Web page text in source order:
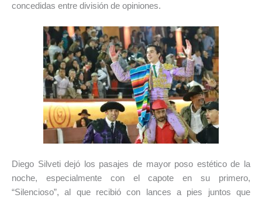
concedidas entre división de opiniones.
Diego Silveti dejó los pasajes de mayor poso estético de la
noche, especialmente con el capote en su primero,
“Silencioso”, al que recibió con lances a pies juntos que